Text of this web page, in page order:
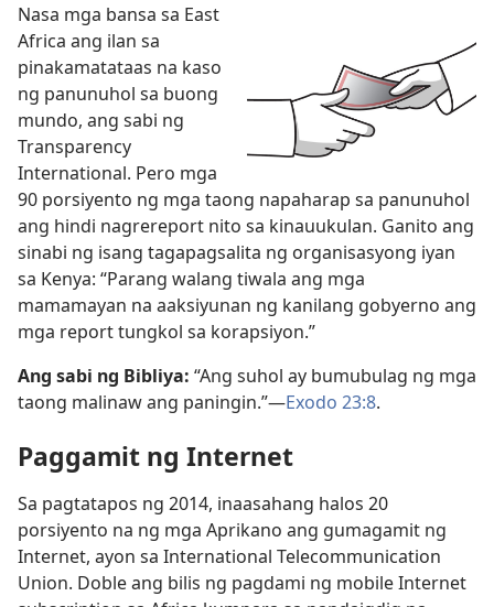
Nasa mga bansa sa East
Africa ang ilan sa
pinakamatataas na kaso
ng panunuhol sa buong
mundo, ang sabi ng
Transparency
International. Pero mga
90 porsiyento ng mga taong napaharap sa panunuhol
ang hindi nagrereport nito sa kinauukulan. Ganito ang
sinabi ng isang tagapagsalita ng organisasyong iyan
sa Kenya: “Parang walang tiwala ang mga
mamamayan na aaksiyunan ng kanilang gobyerno ang
mga report tungkol sa korapsiyon.”
Ang sabi ng Bibliya: “Ang suhol ay bumubulag ng mga
taong malinaw ang paningin.”—Exodo 23:8.
Paggamit ng Internet
Sa pagtatapos ng 2014, inaasahang halos 20
porsiyento na ng mga Aprikano ang gumagamit ng
Internet, ayon sa International Telecommunication
Union. Doble ang bilis ng pagdami ng mobile Internet